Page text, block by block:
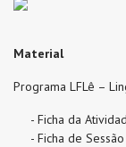
Material
Programa LFLê –
- Ficha da
- Ficha de